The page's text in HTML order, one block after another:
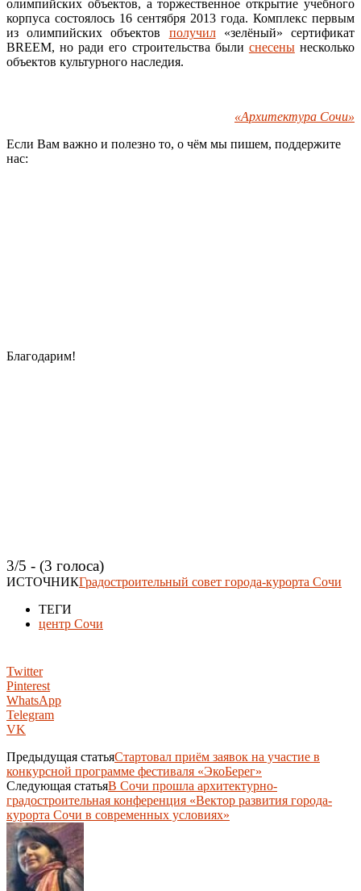
олимпийских объектов, а торжественное открытие учебного
корпуса состоялось 16 сентября 2013 года. Комплекс первым
из олимпийских объектов получил«зелёный» сертификат
BREEM, но ради его строительства были снесенынесколько
объектов культурного наследия.
«Архитектура Сочи»
Если Вам важно и полезно то, о чём мы пишем, поддержите
нас:
Благодарим!
3/5 - (3 голоса)
ИСТОЧНИКГрадостроительный совет города-курорта Сочи
ТЕГИ
центр Сочи
Twitter
Pinterest
WhatsApp
Telegram
VK
Предыдущая статьяСтартовал приëм заявок на участие в
конкурсной программе фестиваля «ЭкоБерег»
Следующая статьяВ Сочи прошла архитектурно-
градостроительная конференция «Вектор развития города-
курорта Сочи в современных условиях»